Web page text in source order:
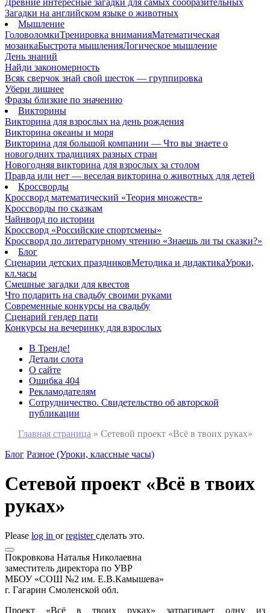
Древние интересные загадки для самых сообразительных
Загадки на английском языке о животных
Мышление
ГоловоломкиТренировка вниманияМатематическая
мозаикаБыстрота мышленияЛогическое мышление
День знаний
Найди закономерность
Всяк сверчок знай свой шесток — группировка
Убери лишнее
Фразы близкие по значению
Викторины
Викторина для взрослых на день рождения
Викторина океаны и моря
Викторина для большой компании — Что вы знаете о
новогодних традициях разных стран
Новогодняя викторина для взрослых за столом
Правда или нет — веселая викторина о животных для детей
Кроссворды
Кроссворд математический «Теория множеств»
Кроссворды по сказкам
Чайнворд по истории
Кроссворд «Российские спортсмены»
Кроссворд по литературному чтению «Знаешь ли ты сказки?»
Блог
Сценарии детских праздниковМетодика и дидактикаУроки,
кл.часы
Смешные загадки для квестов
Что подарить на свадьбу своими руками
Современные конкурсы на свадьбу
Сценарий гендер пати
Конкурсы на вечеринку для взрослых
В Тренде!
Детали слота
О сайте
Ошибка 404
Рекламодателям
Сотрудничество. Свидетельство об авторской
публикации
Главная страница » Сетевой проект «Всё в твоих руках»
Блог Разное (Уроки, классные часы)
Сетевой проект «Всё в твоих
руках»
Please log in orregisterсделать это.
Покровкова Наталья Николаевна
заместитель директора по УВР
МБОУ «СОШ №2 им. Е.В.Камышева»
г. Гагарин Смоленской обл.
Проект «Всё в твоих руках» затрагивает одну из